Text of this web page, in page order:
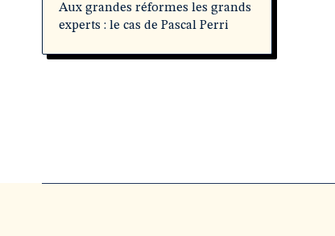
Aux grandes réformes les grands
experts : le cas de Pascal Perri